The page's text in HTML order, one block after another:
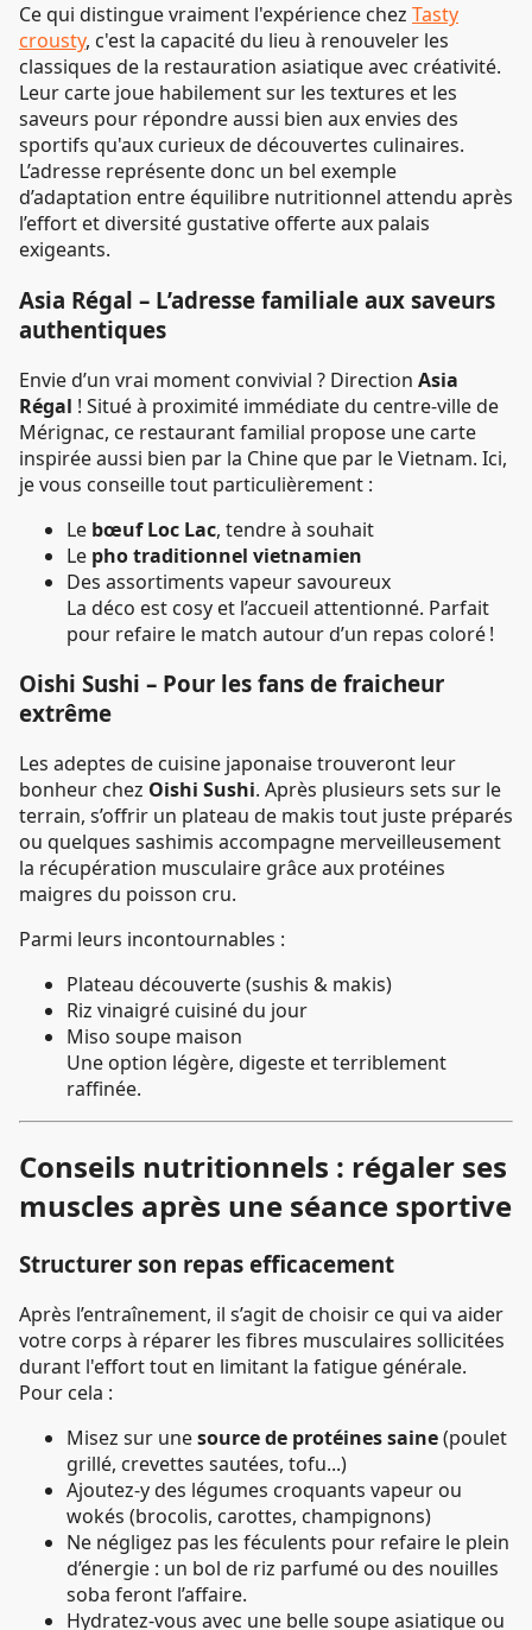
Ce qui distingue vraiment l'expérience chez Tasty
crousty, c'est la capacité du lieu à renouveler les
classiques de la restauration asiatique avec créativité.
Leur carte joue habilement sur les textures et les
saveurs pour répondre aussi bien aux envies des
sportifs qu'aux curieux de découvertes culinaires.
L’adresse représente donc un bel exemple
d’adaptation entre équilibre nutritionnel attendu après
l’effort et diversité gustative offerte aux palais
exigeants.
Asia Régal – L’adresse familiale aux saveurs
authentiques
Envie d’un vrai moment convivial ? Direction Asia
Régal ! Situé à proximité immédiate du centre-ville de
Mérignac, ce restaurant familial propose une carte
inspirée aussi bien par la Chine que par le Vietnam. Ici,
je vous conseille tout particulièrement :
Le bœuf Loc Lac, tendre à souhait
Le pho traditionnel vietnamien
Des assortiments vapeur savoureux
La déco est cosy et l’accueil attentionné. Parfait
pour refaire le match autour d’un repas coloré !
Oishi Sushi – Pour les fans de fraicheur
extrême
Les adeptes de cuisine japonaise trouveront leur
bonheur chez Oishi Sushi. Après plusieurs sets sur le
terrain, s’offrir un plateau de makis tout juste préparés
ou quelques sashimis accompagne merveilleusement
la récupération musculaire grâce aux protéines
maigres du poisson cru.
Parmi leurs incontournables :
Plateau découverte (sushis & makis)
Riz vinaigré cuisiné du jour
Miso soupe maison
Une option légère, digeste et terriblement
raffinée.
Conseils nutritionnels : régaler ses
muscles après une séance sportive
Structurer son repas efficacement
Après l’entraînement, il s’agit de choisir ce qui va aider
votre corps à réparer les fibres musculaires sollicitées
durant l'effort tout en limitant la fatigue générale.
Pour cela :
Misez sur unesource de protéines saine(poulet
grillé, crevettes sautées, tofu...)
Ajoutez-y des légumes croquants vapeur ou
wokés (brocolis, carottes, champignons)
Ne négligez pas les féculents pour refaire le plein
d’énergie : un bol de riz parfumé ou des nouilles
soba feront l’affaire.
Hydratez-vous avec une belle soupe asiatique ou